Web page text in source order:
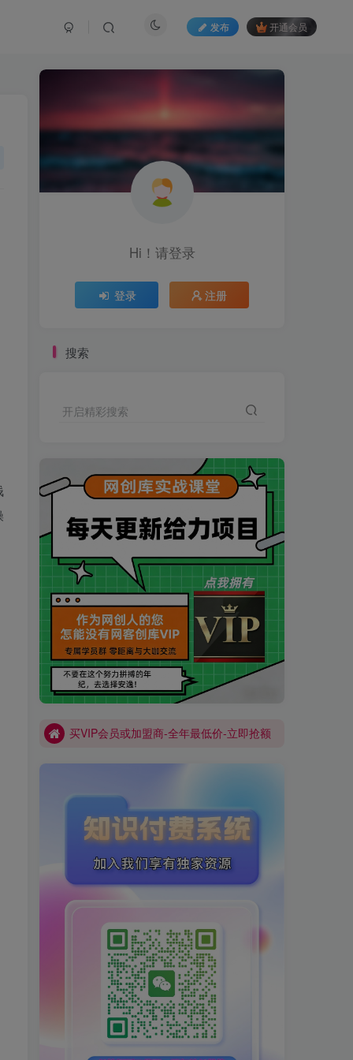
发布 开通会员
Hi！请登录
登录 注册
搜索
开启精彩搜索
买VIP会员或加盟商-全年最低价-立即抢额
网创库-限时优惠 别错过!
买VIP会员或加盟商-全年最低价-立即抢额
网创库-限时优惠 别错过!